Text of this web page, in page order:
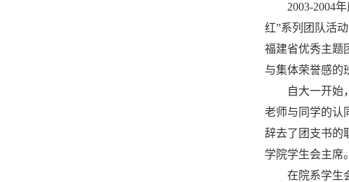
2003-2004
红”系列团队活
福建省优秀主题
与集体荣誉感的
自大一开始
老师与同学的认
辞去了团支书的
学院学生会主席。
在院系学生